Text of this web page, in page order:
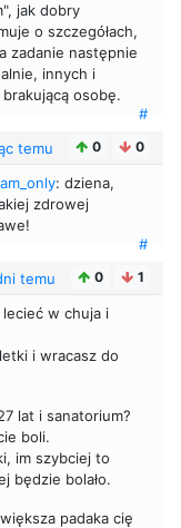
jak dobry
o szczegółach,
zadanie następnie
innych i
osobę.
#
temu 0 0
: dziena,
zdrowej
#
temu 0 1
w chuja i
i wracasz do
lat i sanatorium?
boli.
im szybciej to
będzie bolało.
padaka cię